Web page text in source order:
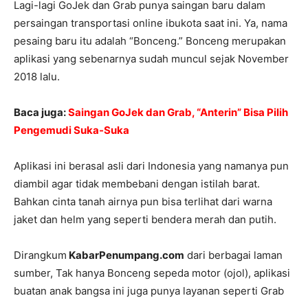
Lagi-lagi GoJek dan Grab punya saingan baru dalam
persaingan transportasi online ibukota saat ini. Ya, nama
pesaing baru itu adalah “Bonceng.” Bonceng merupakan
aplikasi yang sebenarnya sudah muncul sejak November
2018 lalu.
Baca juga:Saingan GoJek dan Grab, “Anterin” Bisa Pilih
Pengemudi Suka-Suka
Aplikasi ini berasal asli dari Indonesia yang namanya pun
diambil agar tidak membebani dengan istilah barat.
Bahkan cinta tanah airnya pun bisa terlihat dari warna
jaket dan helm yang seperti bendera merah dan putih.
Dirangkum KabarPenumpang.com dari berbagai laman
sumber, Tak hanya Bonceng sepeda motor (ojol), aplikasi
buatan anak bangsa ini juga punya layanan seperti Grab